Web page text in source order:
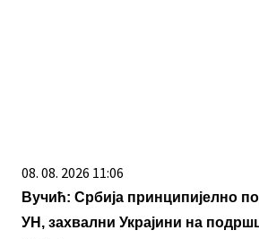
08. 08. 2026 11:06
Вучић: Србија принципијелно
УН, захвални Украјини на